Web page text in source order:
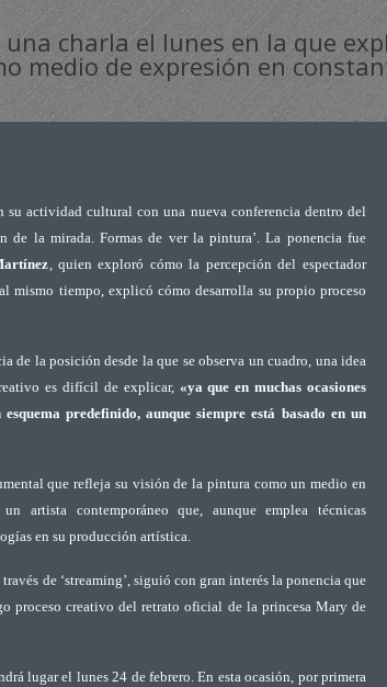
charla el lunes en la que
medio de expresión en
actividad cultural con una nueva conferencia dentro del
de la mirada. Formas de ver la pintura’. La ponencia fue
, quien exploró cómo la percepción del espectador
tiempo, explicó cómo desarrolla su propio proceso
de la posición desde la que se observa un cuadro, una idea
es difícil de explicar, «ya que en muchas ocasiones
predefinido, aunque siempre está basado en un
que refleja su visión de la pintura como un medio en
artista contemporáneo que, aunque emplea técnicas
en su producción artística.
de ‘streaming’, siguió con gran interés la ponencia que
proceso creativo del retrato oficial de la princesa Mary de
lugar el lunes 24 de febrero. En esta ocasión, por primera